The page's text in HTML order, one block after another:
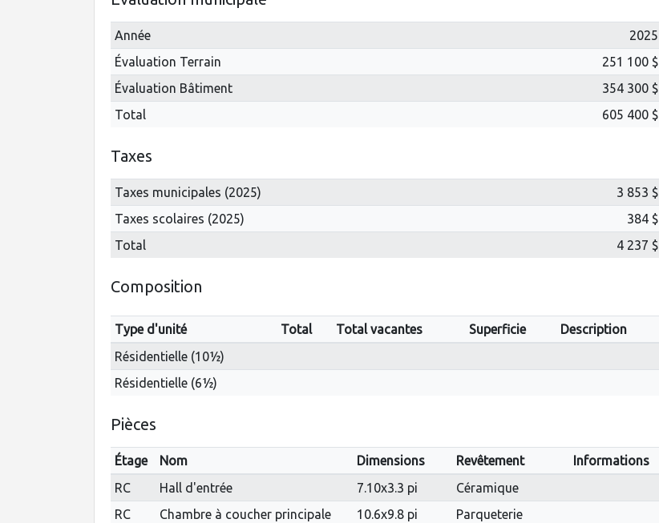
Année
2025
Évaluation Terrain
251 100 $
Évaluation Bâtiment
354 300 $
Total
605 400 $
Taxes
Taxes municipales (2025)
3 853 $
Taxes scolaires (2025)
384 $
Total
4 237 $
Composition
Type d'unité Total Total vacantes Superficie
Description
Résidentielle (10½)
Résidentielle (6½)
Pièces
Étage Nom Dimensions Revêtement
Informations
RC
Hall d'entrée 7.10x3.3 pi
Céramique
RC
Chambre à coucher principale 10.6x9.8 pi Parqueterie